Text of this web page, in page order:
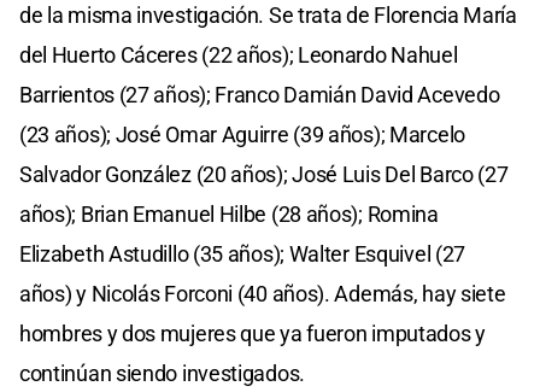
de la misma investigación. Se trata de Florencia María
del Huerto Cáceres (22 años); Leonardo Nahuel
Barrientos (27 años); Franco Damián David Acevedo
(23 años); José Omar Aguirre (39 años); Marcelo
Salvador González (20 años); José Luis Del Barco (27
años); Brian Emanuel Hilbe (28 años); Romina
Elizabeth Astudillo (35 años); Walter Esquivel (27
años) y Nicolás Forconi (40 años). Además, hay siete
hombres y dos mujeres que ya fueron imputados y
continúan siendo investigados.